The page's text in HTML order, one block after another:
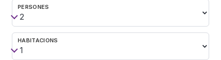
PERSONES
HABITACIONS